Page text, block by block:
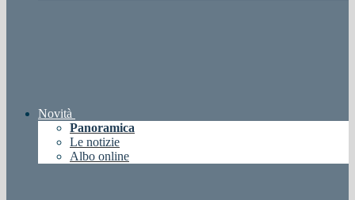
Novità
Panoramica
Le notizie
Albo online